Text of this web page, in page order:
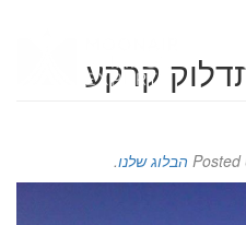
קרקע
Posted הבלוג שלנו.